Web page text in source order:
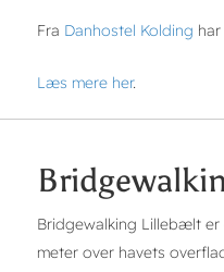
Fra Danhostel Kolding
Læs mere her.
Bridgewalking Lillebælt
meter over havets